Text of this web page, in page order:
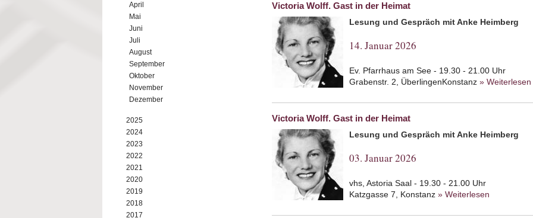
April
Mai
Juni
Juli
August
September
Oktober
November
Dezember
2025
2024
2023
2022
2021
2020
2019
2018
2017
Victoria Wolff. Gast in der Heimat
Lesung und Gespräch mit Anke Heimberg
14. Januar 2026
Ev. Pfarrhaus am See - 19.30 - 21.00 Uhr
Grabenstr. 2, ÜberlingenKonstanz » Weiterlesen
Victoria Wolff. Gast in der Heimat
Lesung und Gespräch mit Anke Heimberg
03. Januar 2026
vhs, Astoria Saal - 19.30 - 21.00 Uhr
Katzgasse 7, Konstanz » Weiterlesen